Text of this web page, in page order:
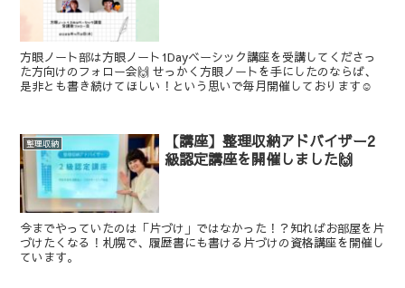
方眼ノート部は方眼ノート1Dayベーシック講座を受講してくださっ
た方向けのフォロー会🙌 せっかく方眼ノートを手にしたのならば、
是非とも書き続けてほしい！という思いで毎月開催しております☺️
整理収納
【講座】整理収納アドバイザー2
級認定講座を開催しました🙌
今までやっていたのは「片づけ」ではなかった！？知ればお部屋を片
づけたくなる！札幌で、履歴書にも書ける片づけの資格講座を開催し
ています。